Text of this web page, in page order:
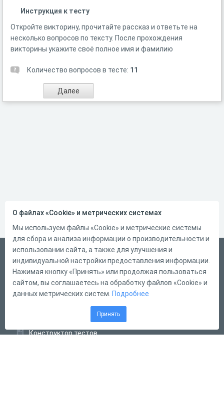
Инструкция к тесту
Откройте викторину, прочитайте рассказ и ответьте на
несколько вопросов по тексту. После прохождения
викторины укажите своё полное имя и фамилию
Количество вопросов в тесте: 11
Русский
Справка
Форма обратной связи
Конструктор тестов
О файлах «Cookie» и метрических системах
Мы используем файлы «Cookie» и метрические системы
для сбора и анализа информации о производительности и
использовании сайта, а также для улучшения и
индивидуальной настройки предоставления информации.
Нажимая кнопку «Принять» или продолжая пользоваться
сайтом, вы соглашаетесь на обработку файлов «Cookie» и
данных метрических систем. Подробнее
Принять